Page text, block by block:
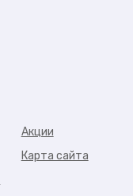
Акции
Карта сайта